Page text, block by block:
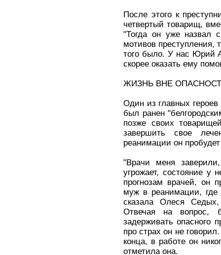
После этого к
четвертый товарищ,
"Тогда он уже назвал
мотивов
того было. У нас Юрий
скорее оказать ему
ЖИЗНЬ ВНЕ
Один из главных
был ранен
позже своих
завершить свое
реанимации он
"Врачи меня
угрожает, состояние у
прогнозам врачей, он
муж в реанимации,
сказала Олеся
Отвечая на вопрос,
задерживать опасного
про страх он не
конца, в работе он
отметила она.